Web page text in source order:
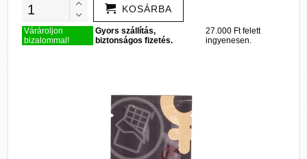
KOSÁRBA
Várároljon
bizalommal!
Gyors szállítás,
biztonságos fizetés.
27.000 Ft felett
ingyenesen.